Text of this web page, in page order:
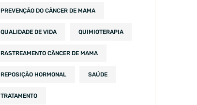
PREVENÇÃO DO CÂNCER DE MAMA
QUALIDADE DE VIDA QUIMIOTERAPIA
RASTREAMENTO CÂNCER DE MAMA
REPOSIÇÃO HORMONAL SAÚDE
TRATAMENTO